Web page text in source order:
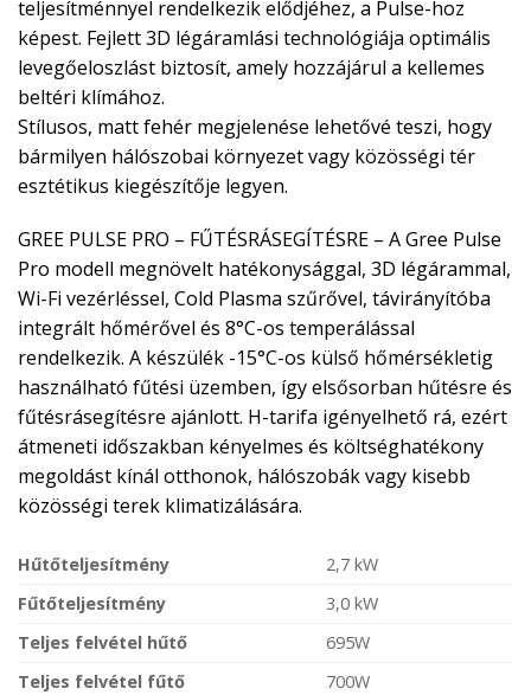
teljesítménnyel rendelkezik elődjéhez, a Pulse-hoz
képest. Fejlett 3D légáramlási technológiája optimális
levegőeloszlást biztosít, amely hozzájárul a kellemes
beltéri klímához.
Stílusos, matt fehér megjelenése lehetővé teszi, hogy
bármilyen hálószobai környezet vagy közösségi tér
esztétikus kiegészítője legyen.
GREE PULSE PRO – FŰTÉSRÁSEGÍTÉSRE – A Gree Pulse
Pro modell megnövelt hatékonysággal, 3D légárammal,
Wi-Fi vezérléssel, Cold Plasma szűrővel, távirányítóba
integrált hőmérővel és 8°C-os temperálással
rendelkezik. A készülék -15°C-os külső hőmérsékletig
használható fűtési üzemben, így elsősorban hűtésre és
fűtésrásegítésre ajánlott. H-tarifa igényelhető rá, ezért
átmeneti időszakban kényelmes és költséghatékony
megoldást kínál otthonok, hálószobák vagy kisebb
közösségi terek klimatizálására.
Hűtőteljesítmény
2,7 kW
Fűtőteljesítmény
3,0 kW
Teljes felvétel hűtő
695W
Teljes felvétel fűtő
700W